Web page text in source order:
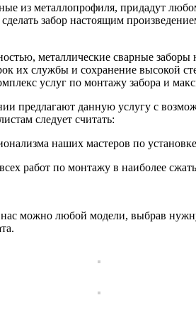
из металлопрофиля, придадут
забор настоящим
металлические сварные заборы
их службы и сохранение высокой
услуг по монтажу забора и
предлагают данную услугу с
следует считать:
наших мастеров по
работ по монтажу в наиболее
можно любой модели, выбрав